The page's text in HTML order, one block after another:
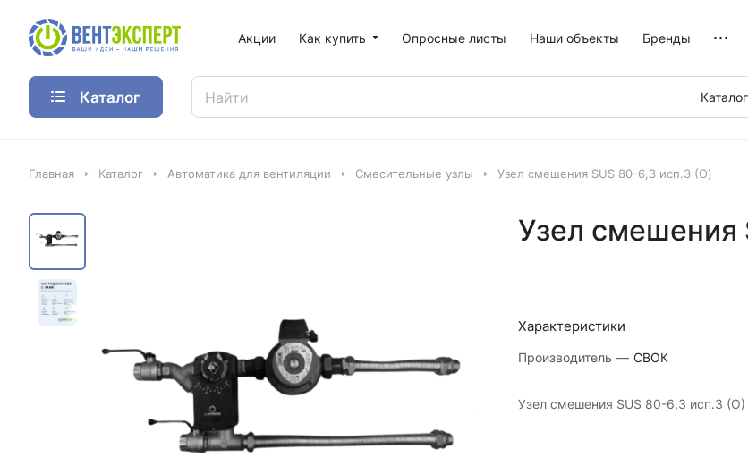
Акции Как купить Опросные листы Наши объекты Бренды
Каталог
Каталог
Главная Каталог Автоматика для вентиляции Смесительные узлы Узел смешения SUS 80-6,3 исп.3 (O)
Узел смешения
Характеристики
Производитель — СВОК
Узел смешения SUS 80-6,3 исп.3 (O)